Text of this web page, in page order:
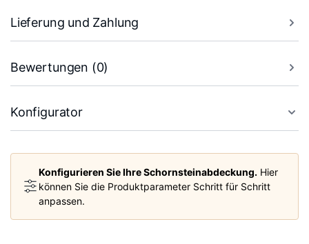
Lieferung und Zahlung
Bewertungen (0)
Konfigurator
Konfigurieren Sie Ihre Schornsteinabdeckung. Hier
können Sie die Produktparameter Schritt für Schritt
anpassen.